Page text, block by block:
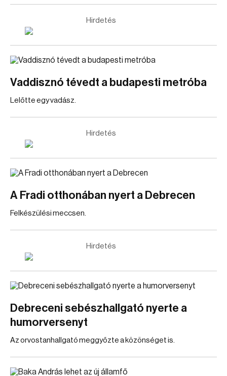
Hirdetés
Vaddisznó tévedt a budapesti metróba
Lelőtte egy vadász.
Hirdetés
A Fradi otthonában nyert a Debrecen
Felkészülési meccsen.
Hirdetés
Debreceni sebészhallgató nyerte a
humorversenyt
Az orvostanhallgató meggyőzte a közönséget is.